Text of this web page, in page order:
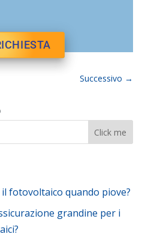
Successivo →
fotovoltaico quando piove?
grandine per i